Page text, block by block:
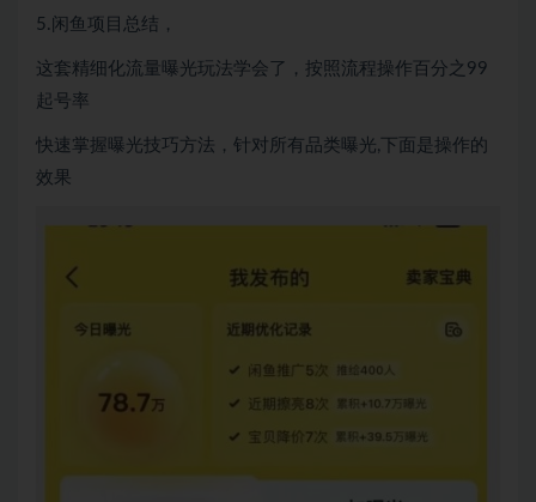
5.闲鱼项目总结，
这套精细化流量曝光玩法学会了，按照流程操作百分之99
起号率
快速掌握曝光技巧方法，针对所有品类曝光,下面是操作的
效果